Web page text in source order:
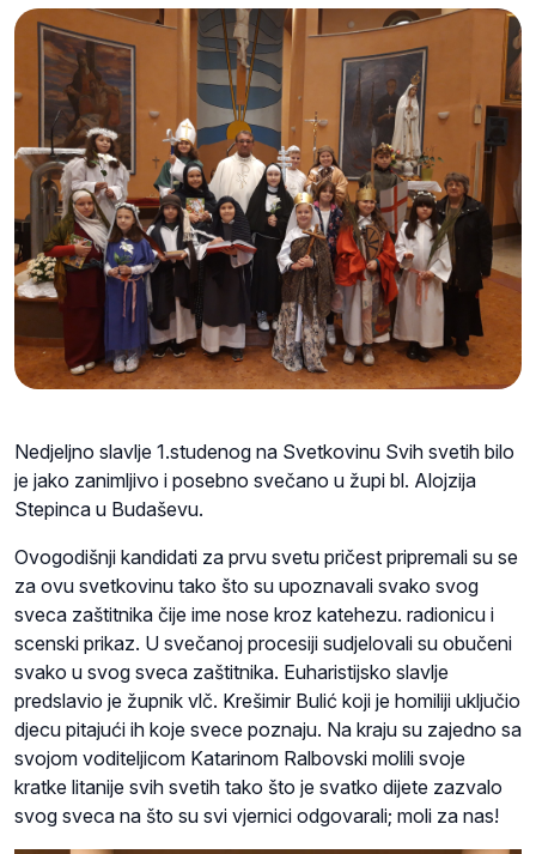
Nedjeljno slavlje 1.studenog na Svetkovinu Svih svetih bilo
je jako zanimljivo i posebno svečano u župi bl. Alojzija
Stepinca u Budaševu.
Ovogodišnji kandidati za prvu svetu pričest pripremali su se
za ovu svetkovinu tako što su upoznavali svako svog
sveca zaštitnika čije ime nose kroz katehezu. radionicu i
scenski prikaz. U svečanoj procesiji sudjelovali su obučeni
svako u svog sveca zaštitnika. Euharistijsko slavlje
predslavio je župnik vlč. Krešimir Bulić koji je homiliji uključio
djecu pitajući ih koje svece poznaju. Na kraju su zajedno sa
svojom voditeljicom Katarinom Ralbovski molili svoje
kratke litanije svih svetih tako što je svatko dijete zazvalo
svog sveca na što su svi vjernici odgovarali; moli za nas!